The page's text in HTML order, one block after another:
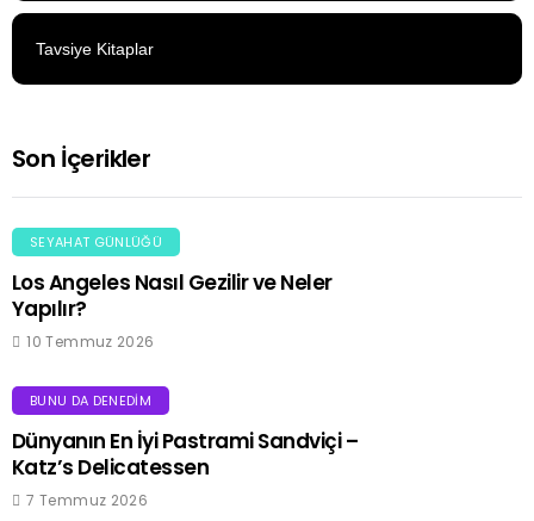
Tavsiye Kitaplar
Son İçerikler
SEYAHAT GÜNLÜĞÜ
Los Angeles Nasıl Gezilir ve Neler
Yapılır?
10 Temmuz 2026
BUNU DA DENEDIM
Dünyanın En İyi Pastrami Sandviçi –
Katz’s Delicatessen
7 Temmuz 2026